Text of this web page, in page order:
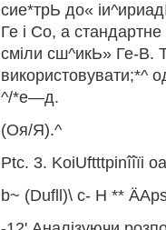
сие*трЬ до«
Ге і Со, а
сміли сш^икЬ» Ге-В.
використовувати;*^
^/*е—д.
(Оя/Я).^
Ptc. 3. KoiUftttpinîîïi
b~ (Dufll)\ с- H **